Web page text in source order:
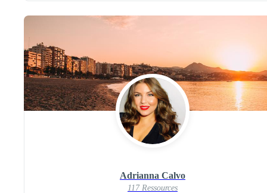
Adrianna Calvo
117 Ressources